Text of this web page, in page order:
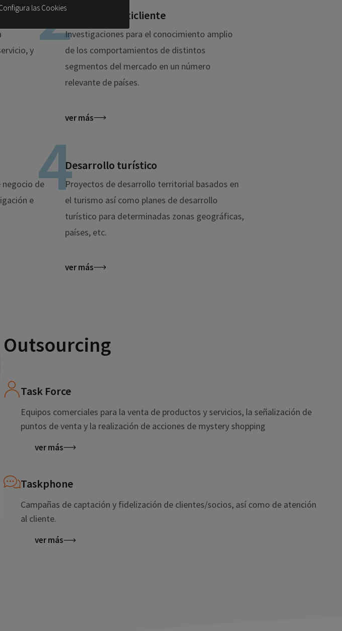
y
Estudios multicliente
Investigaciones para el conocimiento amplio
de los comportamientos de distintos
segmentos del mercado en un número
relevante de países.
ver más
negocio de
e
Desarrollo turístico
Proyectos de desarrollo territorial basados en
el turismo así como planes de desarrollo
turístico para determinadas zonas geográficas,
países, etc.
ver más
Outsourcing
Task Force
Equipos comerciales para la venta de productos y servicios, la señalización de
puntos de venta y la realización de acciones de mystery shopping
ver más
Taskphone
Campañas de captación y fidelización de clientes/socios, así como de atención
al cliente.
ver más
las Cookies